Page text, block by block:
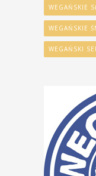
WEGAŃSKIE
WEGAŃSKIE
WEGAŃSKI